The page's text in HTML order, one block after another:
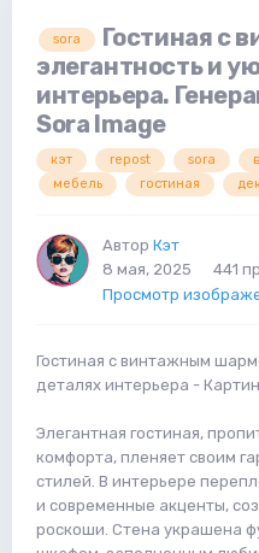
sora
Гостиная с
элегантность и
интерьера.
Sora Image
кэт repost sora
мебель
гостиная
Автор Кэт
8 мая, 2025
441
Просмотр
Гостиная с винтажным
деталях интерьера -
Элегантная гостиная,
комфорта, пленяет своим
стилей. В интерьере
и современные акценты,
роскоши. Стена украшена